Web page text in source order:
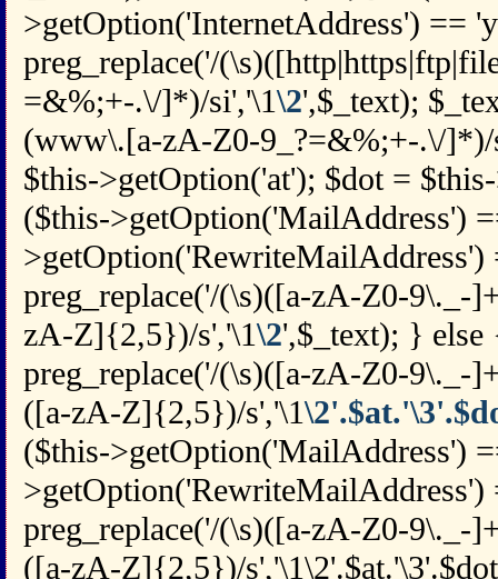
>getOption('InternetAddress') ==
preg_replace('/
=&%;+-.\/]*)/si','\1\2',$_text);
(www\.[a-zA-Z0-9_?=&%;+-.\/]*)/
$this->getOption('at'); $dot =
($this->getOption('MailAddress')
preg_replace('/(\s)([a-zA-Z0-9\._-
zA-Z]{2,5})/s','\1\2',$_text); } else
preg_replace('/(\s)([a-zA-Z0-9\._-
([a-zA-Z]{2,5})/s','\1
($this->getOption('MailAddress')
preg_replace('/(\s)([a-zA-Z0-9\._-
([a-zA-Z]{2,5})/